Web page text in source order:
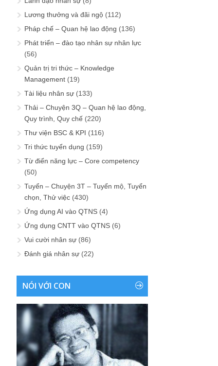
Lương thưởng và đãi ngộ (112)
Pháp chế – Quan hệ lao động (136)
Phát triển – đào tạo nhân sự nhân lực
(56)
Quản trị tri thức – Knowledge
Management (19)
Tài liệu nhân sự (133)
Thải – Chuyện 3Q – Quan hệ lao động,
Quy trình, Quy chế (220)
Thư viện BSC & KPI (116)
Tri thức tuyển dụng (159)
Từ điển năng lực – Core competency
(50)
Tuyển – Chuyện 3T – Tuyển mộ, Tuyển
chọn, Thử việc (430)
Ứng dụng AI vào QTNS (4)
Ứng dụng CNTT vào QTNS (6)
Vui cười nhân sự (86)
Đánh giá nhân sự (22)
NÓI VỚI CON